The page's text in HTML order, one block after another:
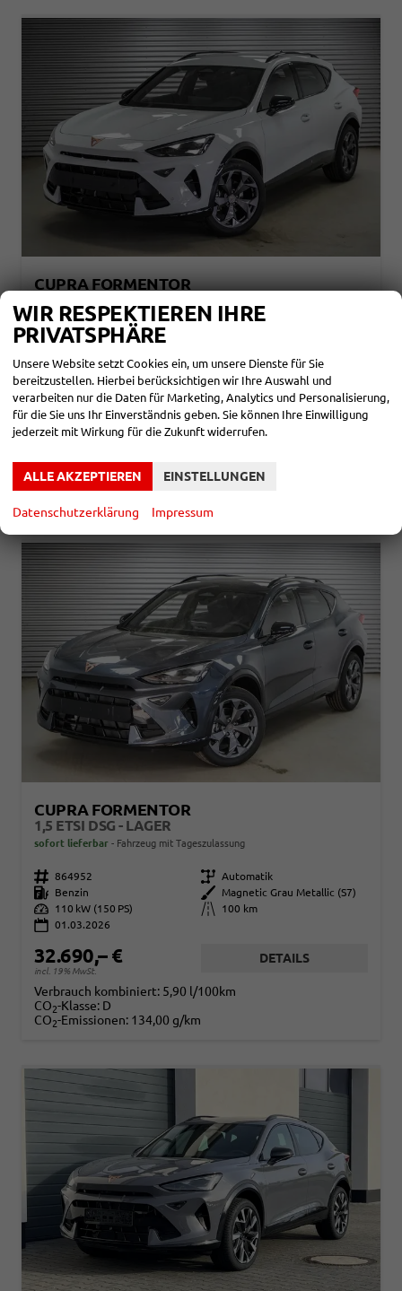
CUPRA FORMENTOR
sofort lieferbar Fahrzeug mit Tageszulassung
Kraftstoff Benzin Außenfarbe Glacial White Metallic (2Y)
Leistung 110 kW (150 PS) Kilometerstand 80 km
01.02.2026
32.690,– € DETAILS
Verbrauch kombiniert:
CO2-Klasse: D
CO -Emissionen:134,00 g/km
CUPRA FORMENTOR
1,5 ETSI DSG - LAGER
sofort lieferbar Fahrzeug mit Tageszulassung
Fahrzeugnr. 864952 Getriebe Automatik
Kraftstoff
Benzin Außenfarbe
Magnetic Grau Metallic (S7)
Leistung
110 kW (150 PS) Kilometerstand
100 km
01.03.2026
32.690,– €
incl. 19% MwSt.
DETAILS
Verbrauch kombiniert: 5,90 l/100km
CO2-Klasse: D
CO2-Emissionen: 134,00 g/km
WIR RESPEKTIEREN IHRE
PRIVATSPHÄRE
Unsere Website setzt Cookies ein, um unsere Dienste für Sie
bereitzustellen. Hierbei berücksichtigen wir Ihre Auswahl und
verarbeiten nur die Daten für Marketing, Analytics und Personalisierung,
für die Sie uns Ihr Einverständnis geben. Sie können Ihre Einwilligung
jederzeit mit Wirkung für die Zukunft widerrufen.
ALLE AKZEPTIEREN EINSTELLUNGEN
Datenschutzerklärung Impressum